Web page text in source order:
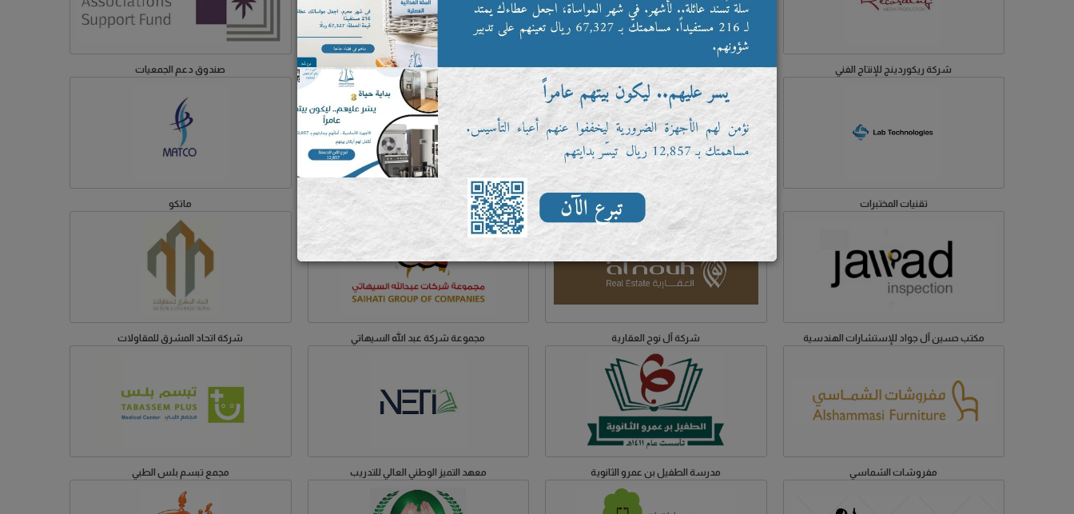
شركة ريكوردينج للإنتاج الفني NTURK جدن ميديا صندوق دعم الجمعيات
تقنيات المختبرات مجمع السيف الطبي أرز تاج الهند ماتكو
مكتب حسين آل جواد للإستشارات الهندسية شركة آل نوح العقارية مجموعة شركة عبد الله السيهاتي شركة اتحاد المشرق للمقاولات
مفروشات الشماسي مدرسة الطفيل بن عمرو الثانوية معهد التميز الوطني العالي للتدريب مجمع تبسم بلس الطبي